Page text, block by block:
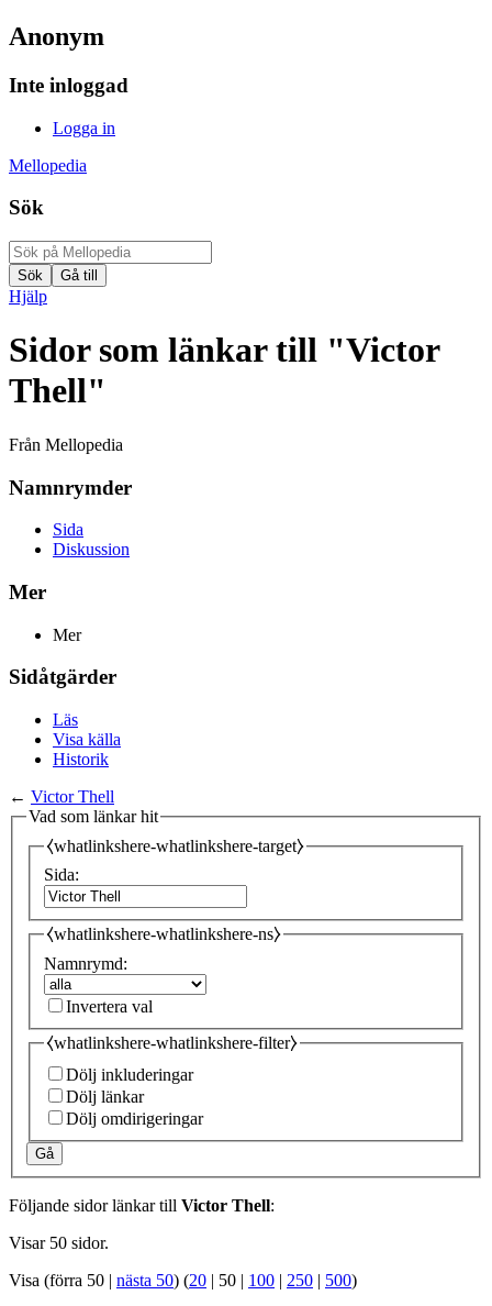
Anonym
Inte inloggad
Logga in
Mellopedia
Sök
Hjälp
Sidor som länkar till "Victor
Thell"
Från Mellopedia
Namnrymder
Sida
Diskussion
Mer
Mer
Sidåtgärder
Läs
Visa källa
Historik
← Victor Thell
Vad som länkar hit
⧼whatlinkshere-whatlinkshere-target⧽
Sida:
⧼whatlinkshere-whatlinkshere-ns⧽
Namnrymd:
Invertera val
⧼whatlinkshere-whatlinkshere-filter⧽
Dölj inkluderingar
Dölj länkar
Dölj omdirigeringar
Gå
Följande sidor länkar till Victor Thell:
Visar 50 sidor.
Visa (förra 50 | nästa 50) (20 | 50 | 100 | 250 | 500)